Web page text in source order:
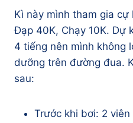
Kì này mình tham gia cự
Đạp 40K, Chạy 10K. Dự
4 tiếng nên mình không
dưỡng trên đường đua.
sau:
Trước khi bơi: 2